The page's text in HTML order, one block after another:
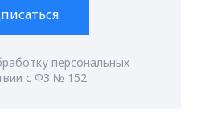
персональных
с ФЗ № 152